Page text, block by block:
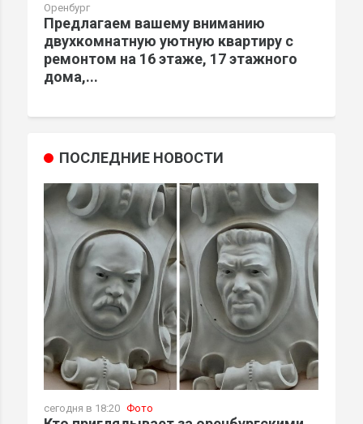
Оренбург
Предлагаем вашему вниманию
двухкомнатную уютную квартиру с
ремонтом на 16 этаже, 17 этажного
дома,...
ПОСЛЕДНИЕ НОВОСТИ
сегодня в 18:20 Фото